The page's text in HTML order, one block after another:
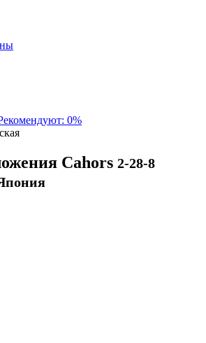
0%
Cahors 2-28-8